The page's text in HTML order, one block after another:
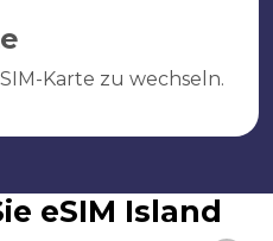
Karte zu wechseln.
eSIM Island